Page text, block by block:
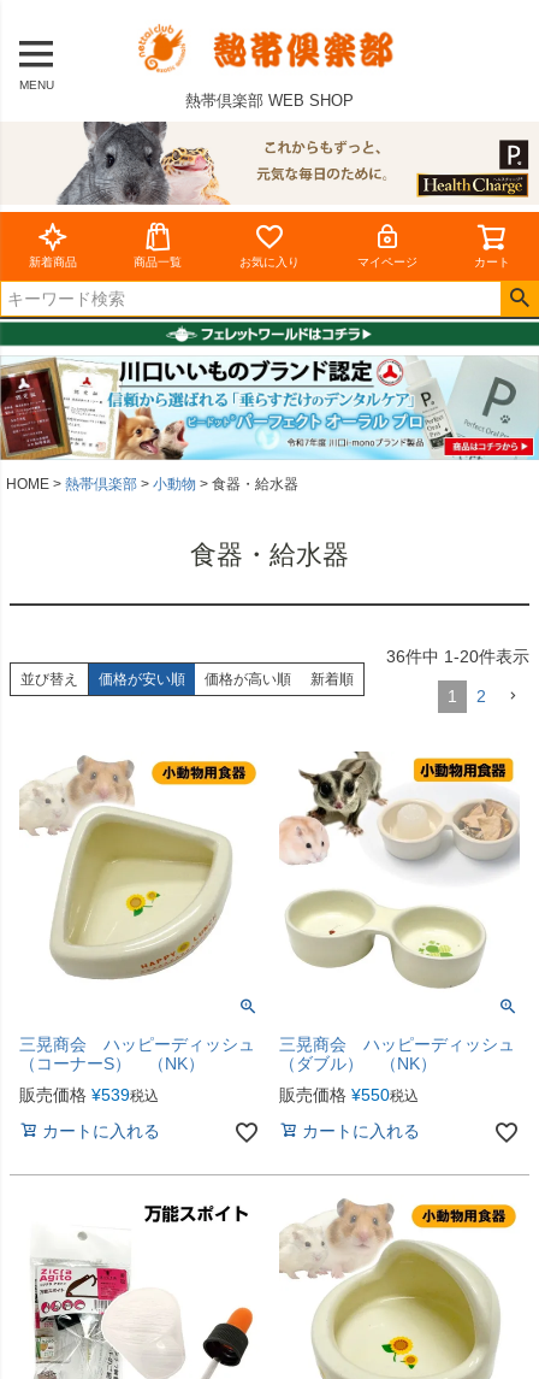
MENU
熱帯倶楽部 WEB SHOP
新着商品 商品一覧 お気に入り マイページ カート
HOME 熱帯倶楽部 小動物 食器・給水器
食器・給水器
並び替え 価格が安い順 価格が高い順 新着順
36件中 1-20件表示
1 2
三晃商会 ハッピーディッシュ
（コーナーS） （NK）
販売価格 ¥539税込
カートに入れる
三晃商会 ハッピーディッシュ
（ダブル） （NK）
販売価格 ¥550税込
カートに入れる